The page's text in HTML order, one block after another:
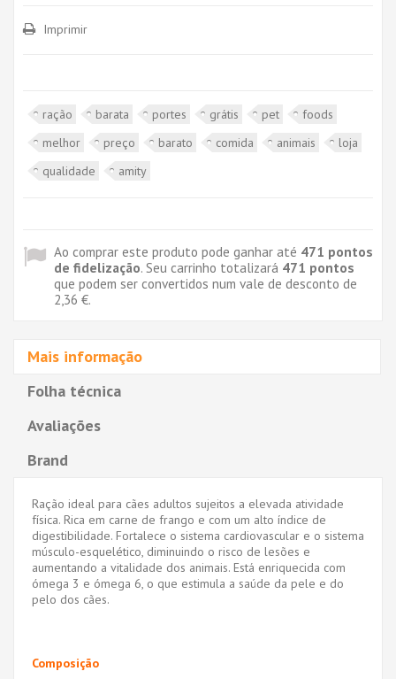
Imprimir
ração barata portes grátis pet
foods
melhor
preço barato comida animais
loja
qualidade
amity
Ao comprar este produto pode ganhar até 471 pontos
de fidelização. Seu carrinho totalizará 471 pontos
que podem ser convertidos num vale de desconto de
2,36 €.
Mais informação
Folha técnica
Avaliações
Brand
Ração ideal para cães adultos sujeitos a elevada atividade
física. Rica em carne de frango e com um alto índice de
digestibilidade. Fortalece o sistema cardiovascular e o sistema
músculo-esquelético, diminuindo o risco de lesões e
aumentando a vitalidade dos animais. Está enriquecida com
ómega 3 e ómega 6, o que estimula a saúde da pele e do
pelo dos cães.
Composição